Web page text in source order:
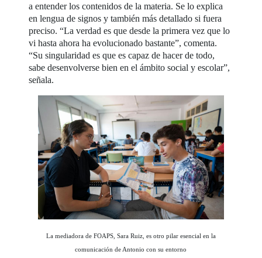
a entender los contenidos de la materia. Se lo explica
en lengua de signos y también más detallado si fuera
preciso. “La verdad es que desde la primera vez que lo
vi hasta ahora ha evolucionado bastante”, comenta.
“Su singularidad es que es capaz de hacer de todo,
sabe desenvolverse bien en el ámbito social y escolar”,
señala.
La mediadora de FOAPS, Sara Ruiz, es otro pilar esencial en la
comunicación de Antonio con su entorno